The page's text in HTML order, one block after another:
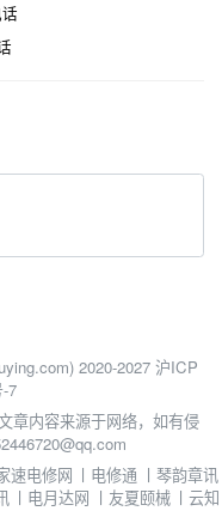
2020-2027 沪ICP
7
章内容来源于网络，如有侵
速电修网 丨 电修通 丨琴韵章讯
丨 电月达网 丨 友夏颐械 丨云知